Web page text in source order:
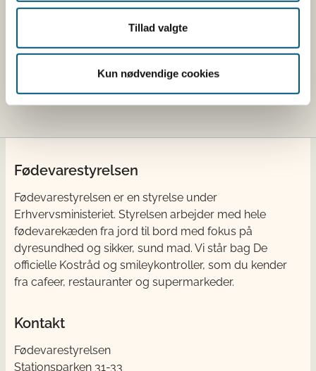
Tillad valgte
Kun nødvendige cookies
mcg eller μg eller ug = mikrogram;
cfu = colony forming units.
godkendte og derfor ikke nødvendigvis lovlige.
Kosttilskud godkendes ikke af Fødevarestyrelsen.
Fødevarestyrelsen
Fødevarestyrelsen er en styrelse under
Erhvervsministeriet. Styrelsen arbejder med hele
fødevarekæden fra jord til bord med fokus på
dyresundhed og sikker, sund mad. Vi står bag De
officielle Kostråd og smileykontroller, som du kender
fra cafeer, restauranter og supermarkeder.
Kontakt
Fødevarestyrelsen
Stationsparken 31-33